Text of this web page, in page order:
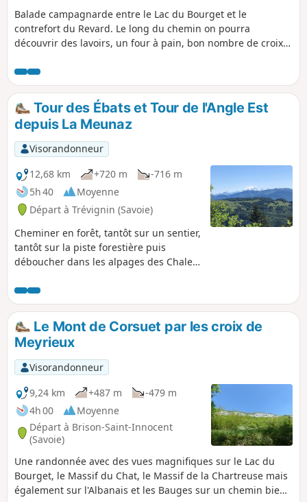
Balade campagnarde entre le Lac du Bourget et le
contrefort du Revard. Le long du chemin on pourra
découvrir des lavoirs, un four à pain, bon nombre de croix
Saint-Maurice un peu à l'écart, le vieux village de Clarafond,
etc. Et si la météo le permet des panoramas plus lointains.
Il n'y a pas de balisage spécifique mais on trouve ici ou là
quelques balises pour les VTT.
Tour des Ébats et Tour de l'Angle Est
depuis La Meunaz
Visorandonneur
12,68 km
+720 m
-716 m
5h 40
Moyenne
Départ à Trévignin (Savoie)
Cheminer en forêt, tantôt sur un sentier,
tantôt sur la piste forestière puis
déboucher dans les alpages des Chalets
de vue de la Tour des Ébats qui permet
d'admirer le Lac du Bourget, la Chaîne
de l'Épine, les Bauges, la Tournette et
au loin le Mont Blanc puis par un
parcours de crête atteindre le point
haut du Revard qui est la Tour de
l'Angle Est et son magnifique panorama.
Retour par le sentier dit de la
Crémaillére.
Le Mont de Corsuet par les croix de
Meyrieux
Visorandonneur
9,24 km
+487 m
-479 m
4h 00
Moyenne
Départ à Brison-Saint-Innocent
(Savoie)
Une randonnée avec des vues magnifiques sur le Lac du
Bourget, le Massif du Chat, le Massif de la Chartreuse mais
également sur l'Albanais et les Bauges sur un chemin bien